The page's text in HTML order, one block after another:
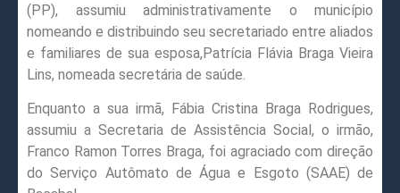
(PP), assumiu administrativamente o município
nomeando e distribuindo seu secretariado entre aliados
e familiares de sua esposa,Patrícia Flávia Braga Vieira
Lins, nomeada secretária de saúde.
Enquanto a sua irmã, Fábia Cristina Braga Rodrigues,
assumiu a Secretaria de Assistência Social, o irmão,
Franco Ramon Torres Braga, foi agraciado com direção
do Serviço Autômato de Água e Esgoto (SAAE) de